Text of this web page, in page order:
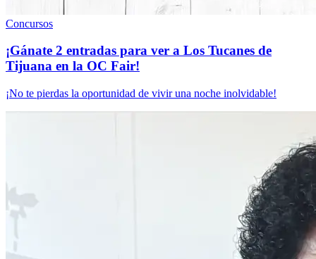
Concursos
¡Gánate 2 entradas para ver a Los Tucanes de
Tijuana en la OC Fair!
¡No te pierdas la oportunidad de vivir una noche inolvidable!